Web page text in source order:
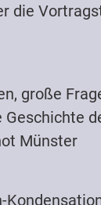
die
große
Münster